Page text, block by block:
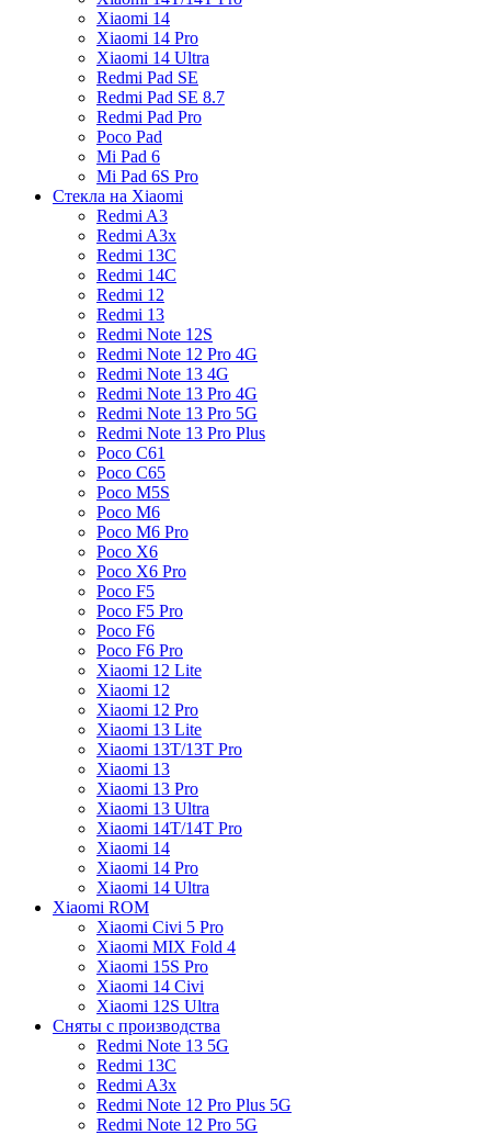
Xiaomi 14
Xiaomi 14 Pro
Xiaomi 14 Ultra
Redmi Pad SE
Redmi Pad SE 8.7
Redmi Pad Pro
Poco Pad
Mi Pad 6
Mi Pad 6S Pro
Стекла на Xiaomi
Redmi A3
Redmi A3x
Redmi 13C
Redmi 14C
Redmi 12
Redmi 13
Redmi Note 12S
Redmi Note 12 Pro 4G
Redmi Note 13 4G
Redmi Note 13 Pro 4G
Redmi Note 13 Pro 5G
Redmi Note 13 Pro Plus
Poco C61
Poco C65
Poco M5S
Poco M6
Poco M6 Pro
Poco X6
Poco X6 Pro
Poco F5
Poco F5 Pro
Poco F6
Poco F6 Pro
Xiaomi 12 Lite
Xiaomi 12
Xiaomi 12 Pro
Xiaomi 13 Lite
Xiaomi 13T/13T Pro
Xiaomi 13
Xiaomi 13 Pro
Xiaomi 13 Ultra
Xiaomi 14T/14T Pro
Xiaomi 14
Xiaomi 14 Pro
Xiaomi 14 Ultra
Xiaomi ROM
Xiaomi Civi 5 Pro
Xiaomi MIX Fold 4
Xiaomi 15S Pro
Xiaomi 14 Civi
Xiaomi 12S Ultra
Сняты с производства
Redmi Note 13 5G
Redmi 13C
Redmi A3x
Redmi Note 12 Pro Plus 5G
Redmi Note 12 Pro 5G